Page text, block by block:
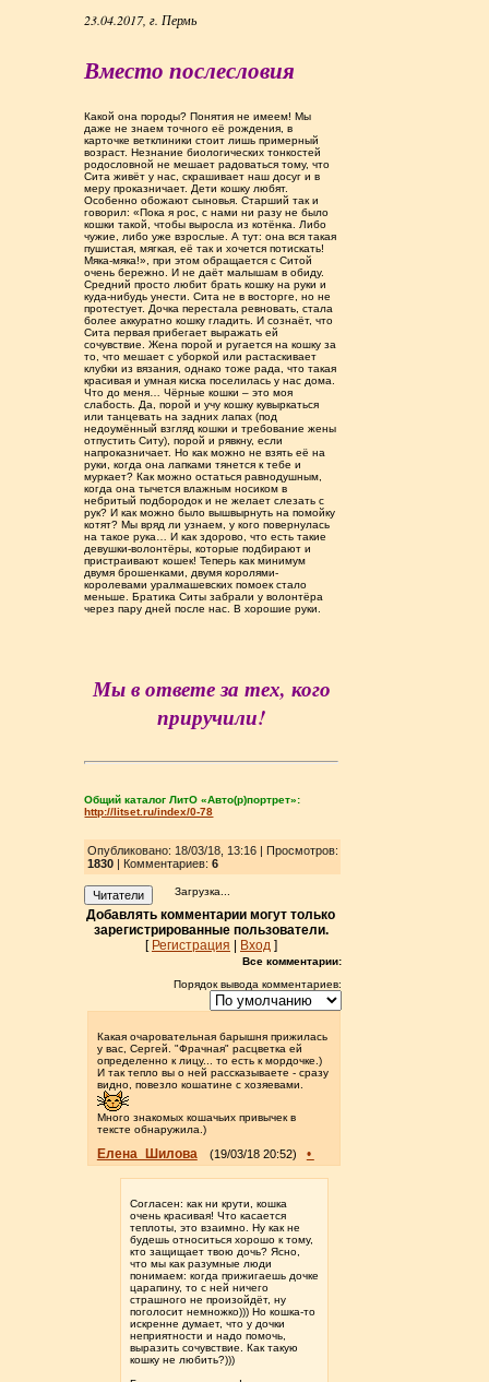
23.04.2017, г. Пермь
Вместо послесловия
Какой она породы? Понятия не имеем! Мы
даже не знаем точного её рождения, в
карточке ветклиники стоит лишь примерный
возраст. Незнание биологических тонкостей
родословной не мешает радоваться тому, что
Сита живёт у нас, скрашивает наш досуг и в
меру проказничает. Дети кошку любят.
Особенно обожают сыновья. Старший так и
говорил: «Пока я рос, с нами ни разу не было
кошки такой, чтобы выросла из котёнка. Либо
чужие, либо уже взрослые. А тут: она вся такая
пушистая, мягкая, её так и хочется потискать!
Мяка-мяка!», при этом обращается с Ситой
очень бережно. И не даёт малышам в обиду.
Средний просто любит брать кошку на руки и
куда-нибудь унести. Сита не в восторге, но не
протестует. Дочка перестала ревновать, стала
более аккуратно кошку гладить. И сознаёт, что
Сита первая прибегает выражать ей
сочувствие. Жена порой и ругается на кошку за
то, что мешает с уборкой или растаскивает
клубки из вязания, однако тоже рада, что такая
красивая и умная киска поселилась у нас дома.
Что до меня… Чёрные кошки – это моя
слабость. Да, порой и учу кошку кувыркаться
или танцевать на задних лапах (под
недоумённый взгляд кошки и требование жены
отпустить Ситу), порой и рявкну, если
напроказничает. Но как можно не взять её на
руки, когда она лапками тянется к тебе и
муркает? Как можно остаться равнодушным,
когда она тычется влажным носиком в
небритый подбородок и не желает слезать с
рук? И как можно было вышвырнуть на помойку
котят? Мы вряд ли узнаем, у кого повернулась
на такое рука… И как здорово, что есть такие
девушки-волонтёры, которые подбирают и
пристраивают кошек! Теперь как минимум
двумя брошенками, двумя королями-
королевами уралмашевских помоек стало
меньше. Братика Ситы забрали у волонтёра
через пару дней после нас. В хорошие руки.
Мы в ответе за тех, кого
приручили!
Общий каталог ЛитО «Авто(р)портрет»:
http://litset.ru/index/0-78
Опубликовано: 18/03/18, 13:16 | Просмотров:
1830| Комментариев: 6
Читатели Загрузка...
Добавлять комментарии могут только
зарегистрированные пользователи.
[ Регистрация Вход]
Все комментарии:
Порядок вывода комментариев:
Какая очаровательная барышня прижилась
у вас, Сергей. "Фрачная" расцветка ей
определенно к лицу... то есть к мордочке.)
И так тепло вы о ней рассказываете - сразу
видно, повезло кошатине с хозяевами.
Много знакомых кошачьих привычек в
тексте обнаружила.)
Елена_Шилова (19/03/18 20:52) •
Согласен: как ни крути, кошка
очень красивая! Что касается
теплоты, это взаимно. Ну как не
будешь относиться хорошо к тому,
кто защищает твою дочь? Ясно,
что мы как разумные люди
понимаем: когда прижигаешь дочке
царапину, то с ней ничего
страшного не произойдёт, ну
поголосит немножко))) Но кошка-то
искренне думает, что у дочки
неприятности и надо помочь,
выразить сочувствие. Как такую
кошку не любить?)))